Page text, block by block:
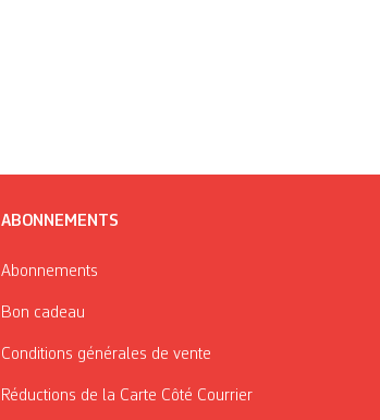
ABONNEMENTS
Abonnements
Bon cadeau
Conditions générales de vente
Réductions de la Carte Côté Courrier